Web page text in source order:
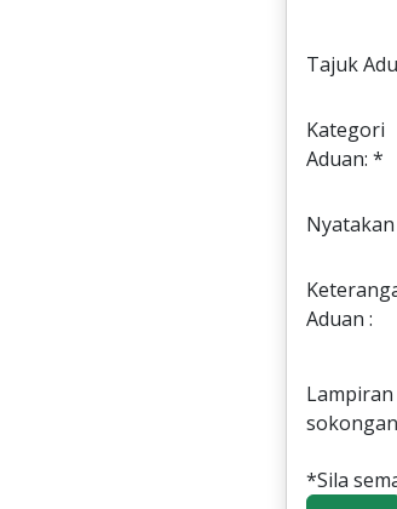
Tajuk
Kategori
Aduan: *
Nyatakan
Aduan :
Lampiran
*Sila